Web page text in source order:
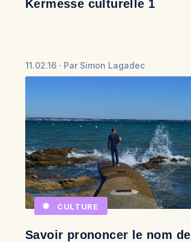
Kermesse culturelle 1
11.02.16 Par Simon Lagadec
CULTURE
Savoir prononcer le nom de